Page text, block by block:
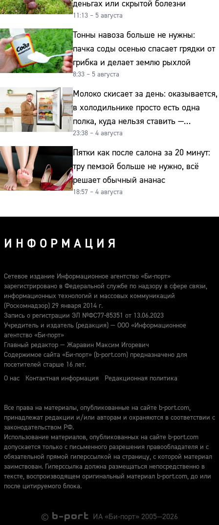
деньгах или скрытой болезни
11:13 – 5 августа
Тонны навоза больше не нужны:
пачка соды осенью спасает грядки от
грибка и делает землю рыхлой
8:33 – 5 августа
Молоко скисает за день: оказывается,
в холодильнике просто есть одна
полка, куда нельзя ставить —
превращает свежие продукты
в бактериальную бомбу
23:38 – 4 августа
Пятки как после салона за 20 минут:
тру пемзой больше не нужно, всё
решает обычный ананас
18:57 – 4 августа
ИНФОРМАЦИЯ
Сетевое издание Информационное агентство «Би-порт»
зарегистрировано в Федеральной службе по надзору в сфере связи,
информационных технологий и массовых коммуникаций
(Роскомнадзор) 29 января 2014 г.
Запись о регистрации ЭЛ №ФС77-85351 от 13.06.2023
Учредитель и издатель (редакция) — ООО «Информационное
агентство «Би-порт»
Главный редактор — Жаравин Максим Игоревич
Содержимое сайта «Би-порт» (b-port.com) предназначено для
посетителей старше 16 лет.
О нас
Контактная информация Редакционная политика
Все права на материалы, опубликованные на сайте b-port.com,
принадлежат редакции и/или авторам и охраняются в соответствии с
законодательством РФ.
Использование материалов, опубликованных на сайте b-port.com
допускается только с письменного разрешения правообладателя и с
обязательной прямой гиперссылкой на страницу, с которой материал
заимствован. Гиперссылка должна размещаться непосредственно в
тексте, воспроизводящем оригинальный материал b-port.com, до или
после цитируемого блока.
© ИА «Би-порт» 2005—2026